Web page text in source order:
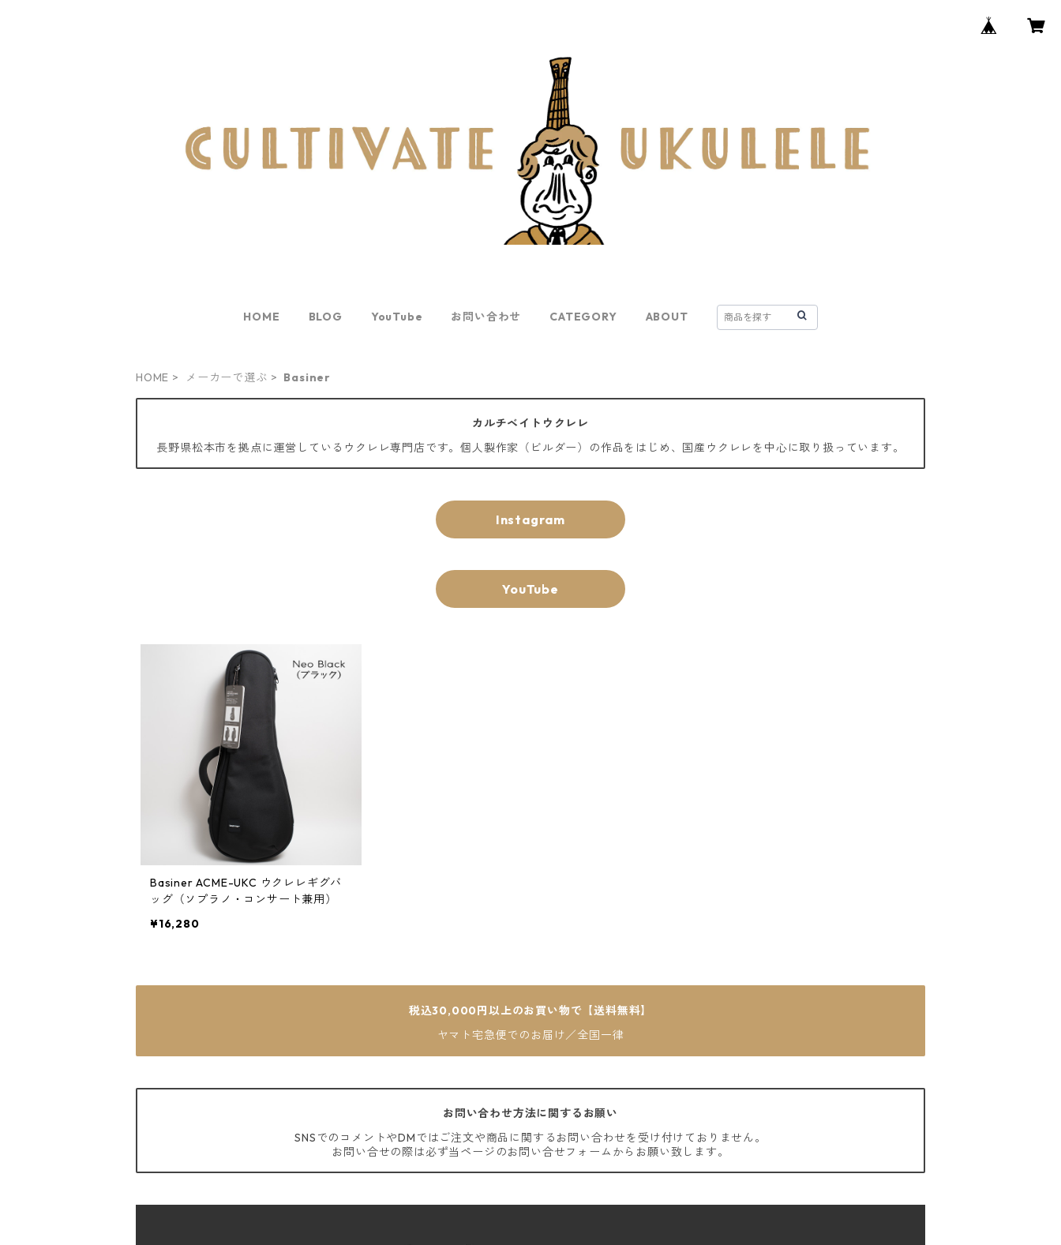
HOME BLOG YouTube お問い合わせ CATEGORY ABOUT
HOME メーカーで選ぶ Basiner
カルチベイトウクレレ
長野県松本市を拠点に運営しているウクレレ専門店です。個人製作家（ビルダー）の作品をはじめ、国産ウクレレを中心に取り扱っています。
Instagram
YouTube
Basiner ACME-UKC ウクレレギグバ
ッグ（ソプラノ・コンサート兼用）
¥16,280
税込30,000円以上のお買い物で【送料無料】
ヤマト宅急便でのお届け／全国一律
お問い合わせ方法に関するお願い
SNSでのコメントやDMではご注文や商品に関するお問い合わせを受け付けておりません。
お問い合せの際は必ず当ページのお問い合せフォームからお願い致します。